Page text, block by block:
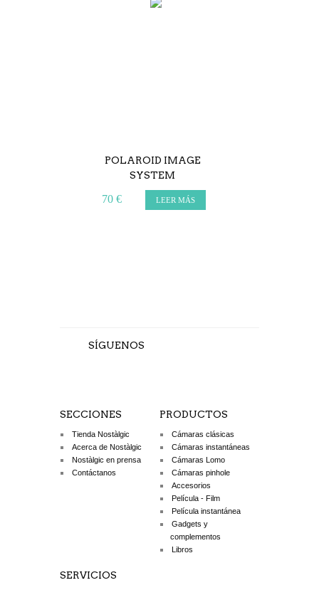
POLAROID IMAGE
SYSTEM
70 € LEER MÁS
SÍGUENOS
SECCIONES
Tienda Nostàlgic
Acerca de Nostàlgic
Nostàlgic en prensa
Contáctanos
PRODUCTOS
Cámaras clásicas
Cámaras instantáneas
Cámaras Lomo
Cámaras pinhole
Accesorios
Película - Film
Película instantánea
Gadgets y
complementos
Libros
SERVICIOS